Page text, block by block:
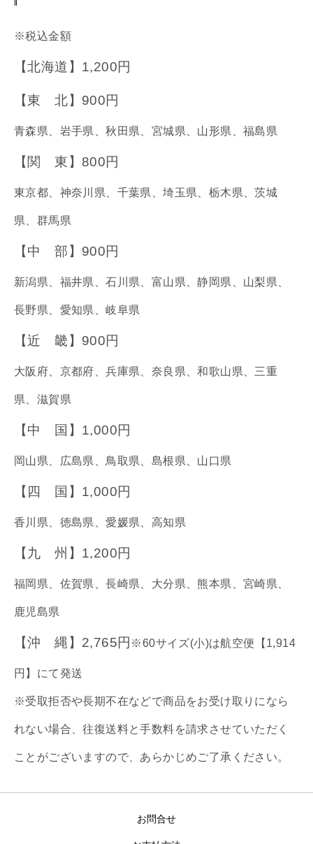
※税込金額
【北海道】1,200円
【東 北】900円
青森県、岩手県、秋田県、宮城県、山形県、福島県
【関 東】800円
東京都、神奈川県、千葉県、埼玉県、栃木県、茨城
県、群馬県
【中 部】900円
新潟県、福井県、石川県、富山県、静岡県、山梨県、
長野県、愛知県、岐阜県
【近 畿】900円
大阪府、京都府、兵庫県、奈良県、和歌山県、三重
県、滋賀県
【中 国】1,000円
岡山県、広島県、鳥取県、島根県、山口県
【四 国】1,000円
香川県、徳島県、愛媛県、高知県
【九 州】1,200円
福岡県、佐賀県、長崎県、大分県、熊本県、宮崎県、
鹿児島県
【沖 縄】2,765円 ※60サイズ(小)は航空便【1,914
円】にて発送
※受取拒否や長期不在などで商品をお受け取りになら
れない場合、往復送料と手数料を請求させていただく
ことがございますので、あらかじめご了承ください。
お問合せ